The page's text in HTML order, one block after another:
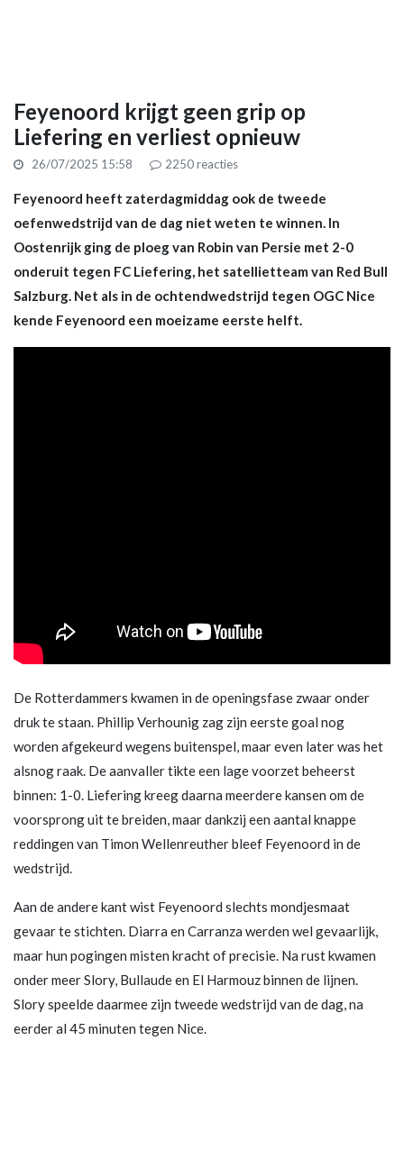
Feyenoord krijgt geen grip op
Liefering en verliest opnieuw
26/07/2025 15:58 2250reacties
Feyenoord heeft zaterdagmiddag ook de tweede
oefenwedstrijd van de dag niet weten te winnen. In
Oostenrijk ging de ploeg van Robin van Persie met 2-0
onderuit tegen FC Liefering, het satellietteam van Red Bull
Salzburg. Net als in de ochtendwedstrijd tegen OGC Nice
kende Feyenoord een moeizame eerste helft.
De Rotterdammers kwamen in de openingsfase zwaar onder
druk te staan. Phillip Verhounig zag zijn eerste goal nog
worden afgekeurd wegens buitenspel, maar even later was het
alsnog raak. De aanvaller tikte een lage voorzet beheerst
binnen: 1-0. Liefering kreeg daarna meerdere kansen om de
voorsprong uit te breiden, maar dankzij een aantal knappe
reddingen van Timon Wellenreuther bleef Feyenoord in de
wedstrijd.
Aan de andere kant wist Feyenoord slechts mondjesmaat
gevaar te stichten. Diarra en Carranza werden wel gevaarlijk,
maar hun pogingen misten kracht of precisie. Na rust kwamen
onder meer Slory, Bullaude en El Harmouz binnen de lijnen.
Slory speelde daarmee zijn tweede wedstrijd van de dag, na
eerder al 45 minuten tegen Nice.